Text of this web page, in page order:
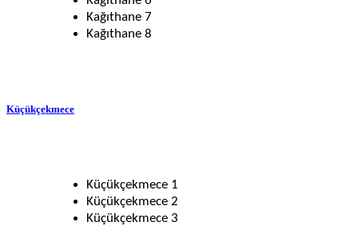
Kağıthane 7
Kağıthane 8
Küçükçekmece
Küçükçekmece 1
Küçükçekmece 2
Küçükçekmece 3